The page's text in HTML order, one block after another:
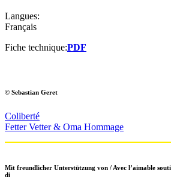
Langues:
Français
Fiche technique:PDF
© Sebastian Geret
Coliberté
Fetter Vetter & Oma Hommage
Mit freundlicher Unterstützung von / Avec l’aimable
di